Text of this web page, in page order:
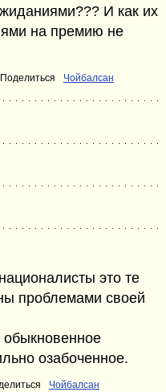
И как их
на премию не
Поделиться Чойбалсан
это те
проблемами своей
озабоченное.
Чойбалсан